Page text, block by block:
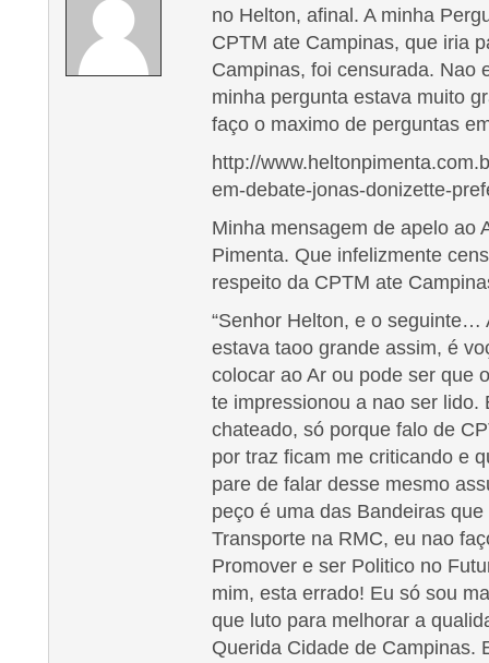
no Helton, afinal. A minha
CPTM ate Campinas, que iria
Campinas, foi censurada. Nao
minha pergunta estava muito
faço o maximo de perguntas
http://
em-debate-jonas-donizette-
Minha mensagem de apelo ao
Pimenta. Que infelizmente
respeito da CPTM ate
“Senhor Helton, e o seguinte…
estava taoo grande assim, é
colocar ao Ar ou pode ser que
te impressionou a nao ser lido.
chateado, só porque falo de
por traz ficam me criticando e
pare de falar desse mesmo
peço é uma das Bandeiras
Transporte na RMC, eu nao
Promover e ser Politico no
mim, esta errado! Eu só sou
que luto para melhorar a
Querida Cidade de Campinas.